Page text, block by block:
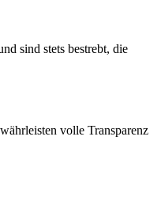
sind stets bestrebt, die
volle Transparenz